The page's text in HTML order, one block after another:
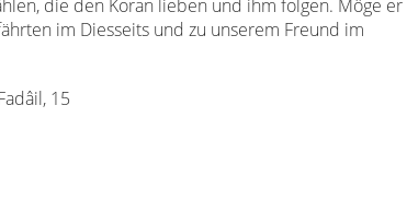
die den Koran lieben und ihm folgen. Möge er
im Diesseits und zu unserem Freund im
15